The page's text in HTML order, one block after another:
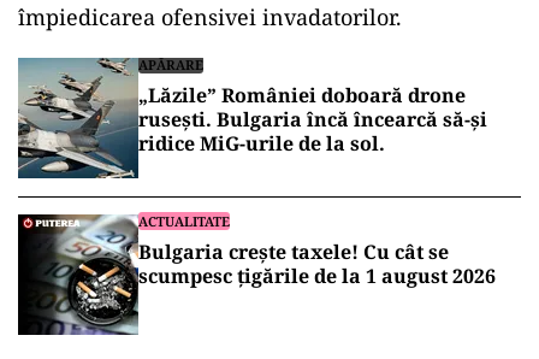
împiedicarea ofensivei invadatorilor.
APĂRARE
„Lăzile” României doboară drone
rusești. Bulgaria încă încearcă să-și
ridice MiG-urile de la sol.
ACTUALITATE
Bulgaria crește taxele! Cu cât se
scumpesc țigările de la 1 august 2026